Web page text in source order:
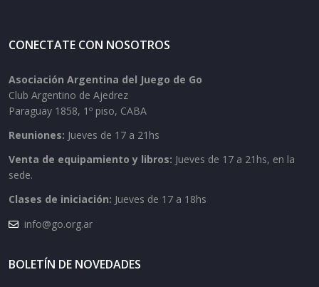
CONECTATE CON NOSOTROS
Asociación Argentina del Juego de Go
Club Argentino de Ajedrez
Paraguay 1858, 1º piso, CABA
Reuniones: Jueves de 17 a 21hs
Venta de equipamiento y libros: Jueves de 17 a 21hs, en la
sede.
Clases de iniciación: Jueves de 17 a 18hs
info@go.org.ar
BOLETÍN DE NOVEDADES